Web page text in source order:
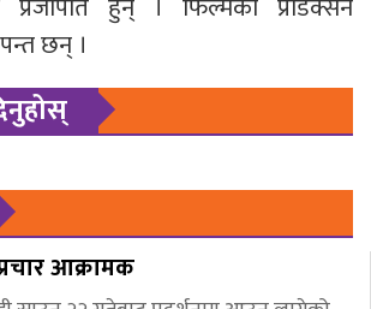
छन् ।
आक्रामक